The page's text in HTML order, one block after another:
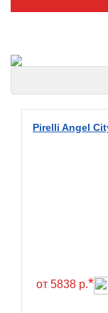
Nankang
Pirelli
PMT
Titan
Pirelli Angel
от 5838 р.*